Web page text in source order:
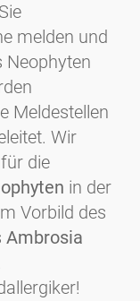
melden und
Neophyten
Meldestellen
Wir
die
in der
Vorbild des
Ambrosia